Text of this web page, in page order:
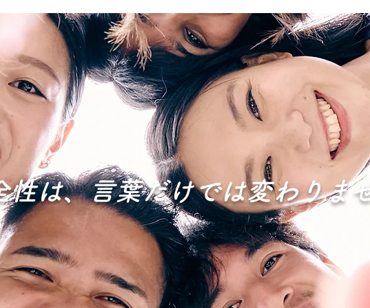
性は、言葉だけでは変わりま